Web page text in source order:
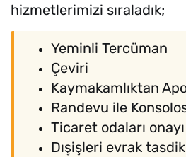
hizmetlerimizi sıraladık;
Yeminli Tercüman
Çeviri
Kaymakamlıktan
Randevu ile
Ticaret odaları onayı
Dışişleri evrak tasdik